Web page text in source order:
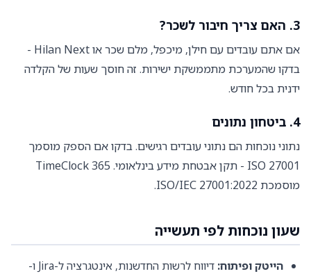
3. האם צריך חיבור לשכר?
אם אתם עובדים עם חילן, מיכפל, מלם שכר או Hilan Next -
בדקו שהמערכת מתממשקת ישירות. זה חוסך שעות של הקלדה
ידנית בכל חודש.
4. ביטחון נתונים
נתוני נוכחות הם נתוני עובדים רגישים. בדקו אם הספק מוסמך
ISO 27001 - תקן אבטחת מידע בינלאומי. TimeClock 365
מוסמכת ISO/IEC 27001:2022.
שעון נוכחות לפי תעשייה
הייטק ופיתוח:
דיווח לרשות החדשנות, אינטגרציה ל-Jira ו-